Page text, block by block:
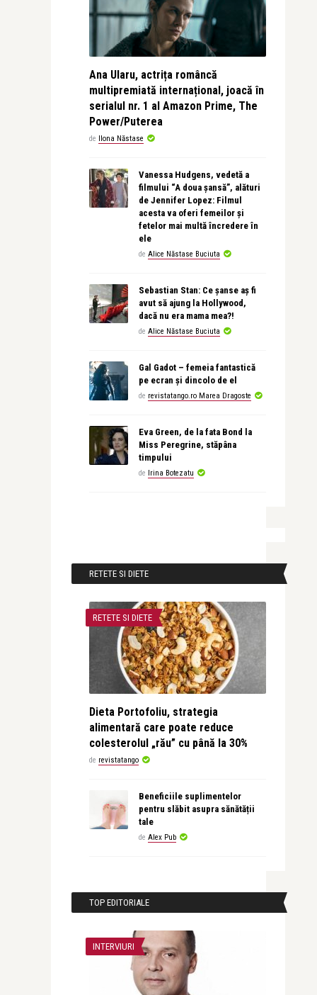
Ana Ularu, actrița româncă
multipremiată internațional, joacă în
serialul nr. 1 al Amazon Prime, The
Power/Puterea
de Ilona Năstase
Vanessa Hudgens, vedetă a
filmului “A doua șansă”, alături
de Jennifer Lopez: Filmul
acesta va oferi femeilor și
fetelor mai multă încredere în
ele
de Alice Năstase Buciuta
Sebastian Stan: Ce șanse aș fi
avut să ajung la Hollywood,
dacă nu era mama mea?!
de Alice Năstase Buciuta
Gal Gadot – femeia fantastică
pe ecran și dincolo de el
de revistatango.ro Marea Dragoste
Eva Green, de la fata Bond la
Miss Peregrine, stăpâna
timpului
de Irina Botezatu
RETETE SI DIETE
RETETE SI DIETE
Dieta Portofoliu, strategia
alimentară care poate reduce
colesterolul „rău” cu până la 30%
de revistatango
Beneficiile suplimentelor
pentru slăbit asupra sănătății
tale
de Alex Pub
TOP EDITORIALE
INTERVIURI